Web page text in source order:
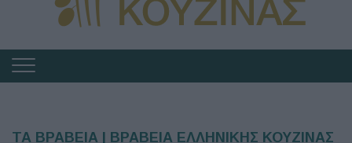
Πλοήγηση
Ελληνικής
ΤΑ ΒΡΑΒΕΙΑ | ΒΡΑΒΕΙΑ ΕΛΛΗΝΙΚΗΣ ΚΟΥΖΙΝΑΣ